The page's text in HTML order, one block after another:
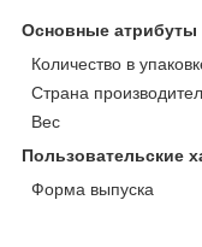
Основные атрибуты
Количество в
Страна
Вес
Пользовательские
Форма выпуска